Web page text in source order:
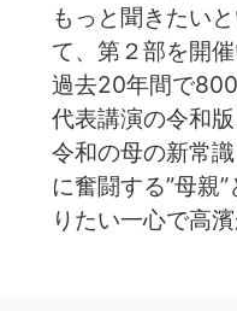
もっと聞きたい
て、第２部を開催
過去20年間で
代表講演の令和版
令和の母の新常
に奮闘する”母親
りたい一心で高